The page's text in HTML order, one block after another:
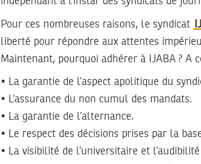
Pour ces nombreuses raisons, le syndicat
liberté pour répondre aux attentes
Maintenant, pourquoi adhérer à IJABA ? A
• La garantie de l’aspect apolitique du
• L’assurance du non cumul des mandats.
• La garantie de l’alternance.
• Le respect des décisions prises par la
• La visibilité de l’universitaire et